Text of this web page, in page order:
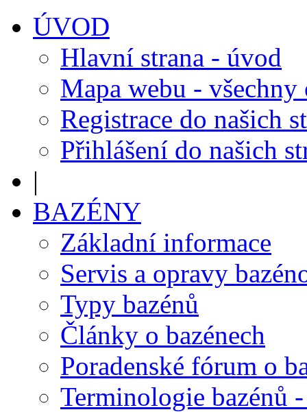
ÚVOD
Hlavní strana - úvod
Mapa webu - všechny
Registrace do našich
Přihlášení do našich
|
BAZÉNY
Základní informace
Servis a opravy
Typy bazénů
Články o bazénech
Poradenské fórum o
Terminologie bazénů